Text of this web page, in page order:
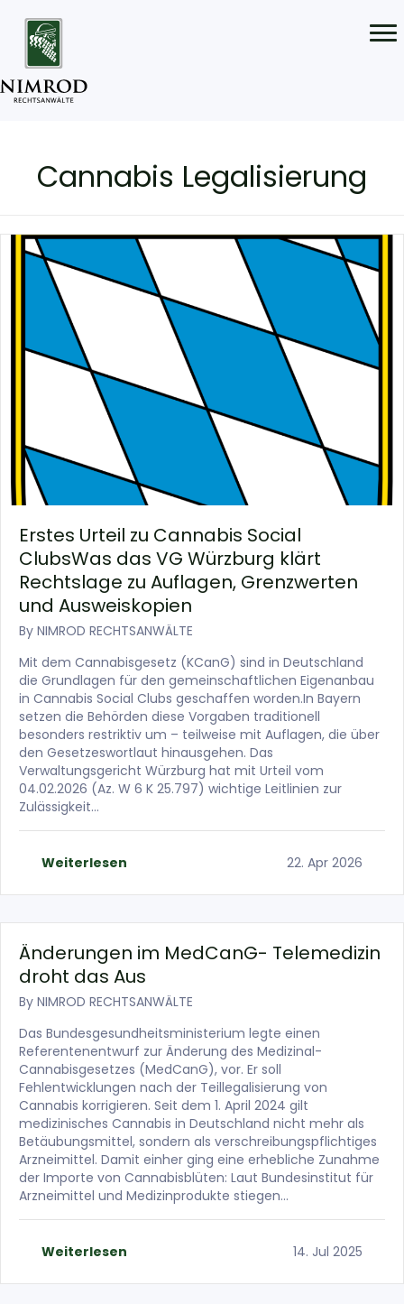
Cannabis Legalisierung
Erstes Urteil zu Cannabis Social
ClubsWas das VG Würzburg klärt
Rechtslage zu Auflagen, Grenzwerten
und Ausweiskopien
By NIMROD RECHTSANWÄLTE
Mit dem Cannabisgesetz (KCanG) sind in Deutschland
die Grundlagen für den gemeinschaftlichen Eigenanbau
in Cannabis Social Clubs geschaffen worden.In Bayern
setzen die Behörden diese Vorgaben traditionell
besonders restriktiv um – teilweise mit Auflagen, die über
den Gesetzeswortlaut hinausgehen. Das
Verwaltungsgericht Würzburg hat mit Urteil vom
04.02.2026 (Az. W 6 K 25.797) wichtige Leitlinien zur
Zulässigkeit…
Weiterlesen 22. Apr 2026
Änderungen im MedCanG- Telemedizin
droht das Aus
By NIMROD RECHTSANWÄLTE
Das Bundesgesundheitsministerium legte einen
Referentenentwurf zur Änderung des Medizinal-
Cannabisgesetzes (MedCanG), vor. Er soll
Fehlentwicklungen nach der Teillegalisierung von
Cannabis korrigieren. Seit dem 1. April 2024 gilt
medizinisches Cannabis in Deutschland nicht mehr als
Betäubungsmittel, sondern als verschreibungspflichtiges
Arzneimittel. Damit einher ging eine erhebliche Zunahme
der Importe von Cannabisblüten: Laut Bundesinstitut für
Arzneimittel und Medizinprodukte stiegen…
Weiterlesen 14. Jul 2025